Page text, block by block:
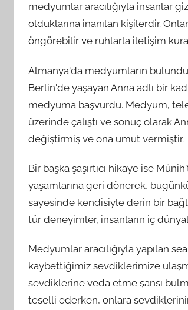
medyumlar aracılığıyla insanlar
olduklarına inanılan kişilerdir.
öngörebilir ve ruhlarla iletişim
Almanya'da medyumların
Berlin'de yaşayan Anna adlı bir
medyuma başvurdu. Medyum,
üzerinde çalıştı ve sonuç olarak
değiştirmiş ve ona umut vermiştir.
Bir başka şaşırtıcı hikaye ise
yaşamlarına geri dönerek,
sayesinde kendisiyle derin bir
tür deneyimler, insanların iç
Medyumlar aracılığıyla yapılan
kaybettiğimiz sevdiklerimize
sevdiklerine veda etme şansı
teselli ederken, onlara